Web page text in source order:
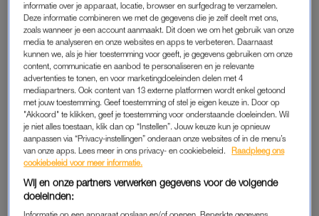
'FIRST DATES BEACH CLUB':
DATINGPROGRAMMA KEERT
TERUG IN NIEUW JASJE OP 'NPO
START'
19-05-2026 | CARMEN FELIX
First Datesverdwijnt niet van het scherm, het verhuist
gewoon naar het strand. Omroep BNNVARA maakte
dinsdag bekend dat er een nieuwe variant van het
populaire datingprogramma komt:
Club .
informatie over je apparaat, locatie, browser en surfgedrag te verzamelen.
Deze informatie combineren we met de gegevens die je zelf deelt met ons,
zoals wanneer je een account aanmaakt. Dit doen we om het gebruik van onze
media te analyseren en onze websites en apps te verbeteren. Daarnaast
kunnen we, als je hier toestemming voor geeft, je gegevens gebruiken om onze
content, communicatie en aanbod te personaliseren en je relevante
advertenties te tonen, en voor marketingdoeleinden delen met 4
mediapartners. Ook content van 13 externe platformen wordt enkel getoond
met jouw toestemming. Geef toestemming of stel je eigen keuze in. Door op
"Akkoord" te klikken, geef je toestemming voor onderstaande doeleinden. Wil
je niet alles toestaan, klik dan op “Instellen”. Jouw keuze kun je opnieuw
aanpassen via “Privacy-instellingen” onderaan onze websites of in de menu’s
van onze apps. Lees meer in ons privacy- en cookiebeleid.
Raadpleeg ons
cookiebeleid voor meer informatie.
Wij en onze partners verwerken gegevens voor de volgende
doeleinden: